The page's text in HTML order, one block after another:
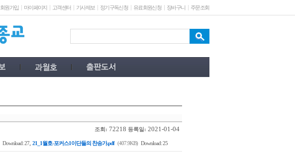
회원가입 마이페이지 고객센터 기사제보 정기구독신청 유료회원신청 장바구니 주문조회
조회: 72218 등록일: 2021-01-04
Download: 27, 21_1월호-포커스1이단들의 찬송가.pdf (407.9KB) Download: 25